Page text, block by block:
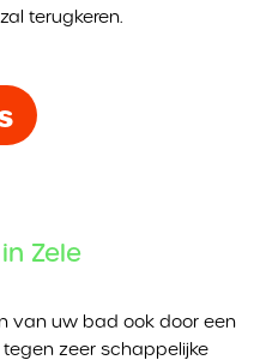
terugkeren.
Zele
van uw bad ook door een
zeer schappelijke